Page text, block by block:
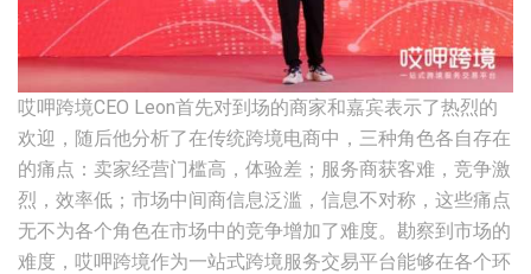
哎呷跨境CEO Leon首先对到场的商家和嘉宾表示了热烈的
欢迎，随后他分析了在传统跨境电商中，三种角色各自存在
的痛点：卖家经营门槛高，体验差；服务商获客难，竞争激
烈，效率低；市场中间商信息泛滥，信息不对称，这些痛点
无不为各个角色在市场中的竞争增加了难度。勘察到市场的
难度，哎呷跨境作为一站式跨境服务交易平台能够在各个环